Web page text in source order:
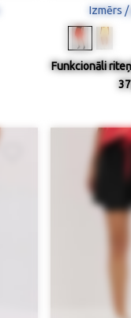
Izmērs /
Funkcionāli